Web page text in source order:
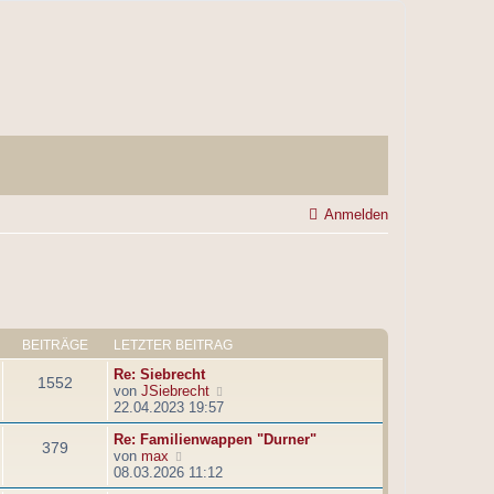
Anmelden
BEITRÄGE LETZTER BEITRAG
1552
Re: Siebrecht
von JSiebrecht
u
e
e
22.04.2023 19:57
379
Re: Familienwappen "Durner"
von max
e
u
08.03.2026 11:12